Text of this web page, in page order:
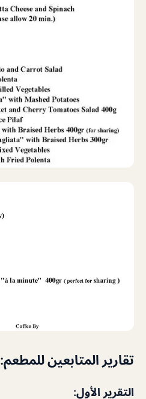
تقارير المتابعين للمطعم:
التقرير الأول: